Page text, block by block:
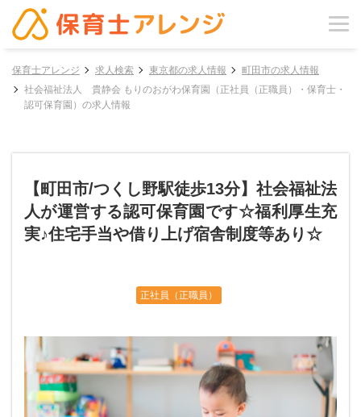
保育士アレンジ 求人検索 東京都の求人情報
町田市の求人情報
社会福祉法人 貴静会 もりのおがわ保育園（正社員（正職員）・保育士・
認可保育園）の求人情報
【町田市/つくし野駅徒歩13分】社会福祉法
人が運営する認可保育園です☆福利厚生充
実♪住宅手当や借り上げ宿舎制度等あり☆
正社員（正職員）